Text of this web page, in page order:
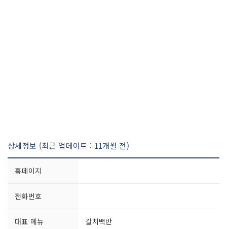
상세정보 (최근 업데이트 : 11개월 전)
홈페이지
전화번호
대표 메뉴 갈치백반